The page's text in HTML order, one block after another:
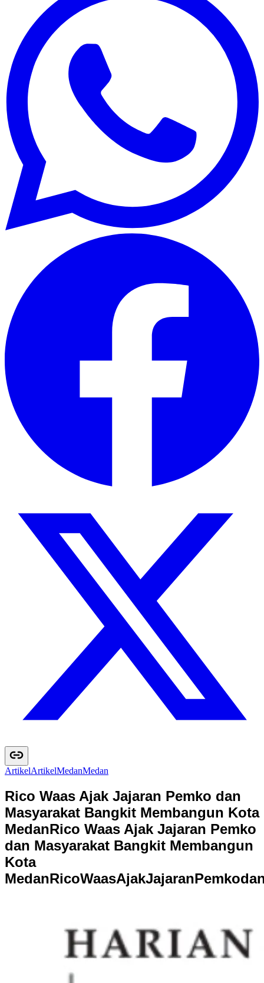
ArtikelArtikelMedanMedan
Rico Waas Ajak Jajaran Pemko dan
Masyarakat Bangkit Membangun Kota
MedanRico Waas Ajak Jajaran Pemko
dan Masyarakat Bangkit Membangun
Kota
MedanRicoWaasAjakJajaranPemkoda